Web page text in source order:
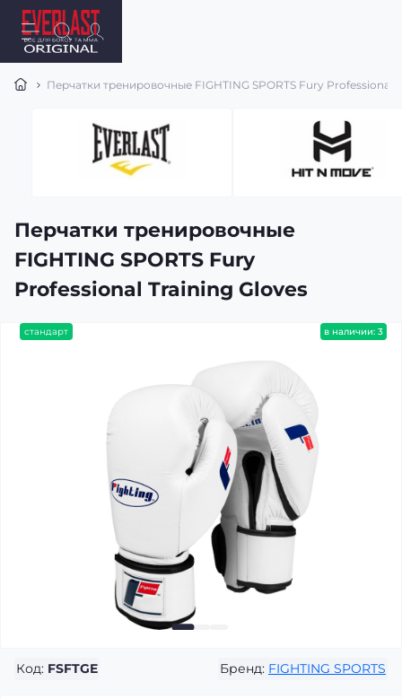
Перчатки тренировочные FIGHTING SPORTS Fury Professional
Перчатки тренировочные
FIGHTING SPORTS Fury
Professional Training Gloves
стандарт в наличии: 3
Код: FSFTGE Бренд: FIGHTING SPORTS